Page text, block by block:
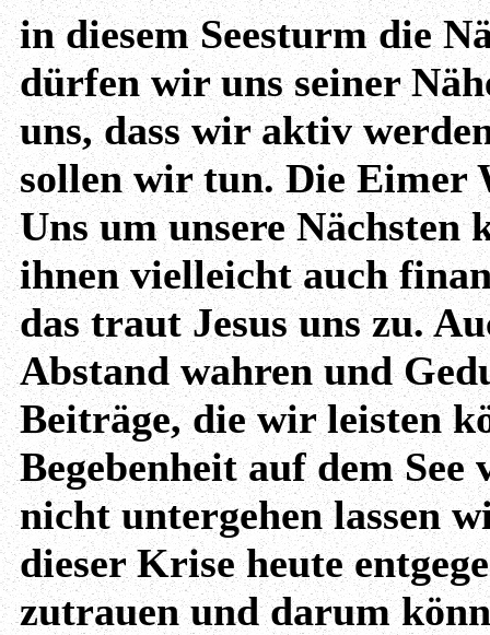
in diesem Seesturm die
dürfen wir uns seiner
uns, dass wir aktiv
sollen wir tun. Die Eimer
Uns um unsere
ihnen vielleicht auch
das traut Jesus uns zu.
Abstand wahren und
Beiträge, die wir leisten
Begebenheit auf dem See
nicht untergehen lassen
dieser Krise heute
zutrauen und darum